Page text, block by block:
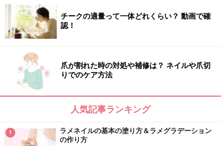
チークの適量って一体どれくらい？ 動画で確
認！
爪が割れた時の対処や補修は？ ネイルや爪切
りでのケア方法
人気記事ランキング
1
ラメネイルの基本の塗り方＆ラメグラデーション
の作り方